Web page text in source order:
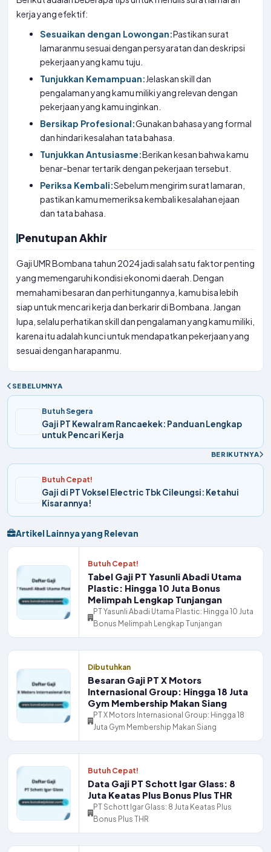
kerja yang efektif:
Sesuaikan dengan Lowongan:Pastikan surat
lamaranmu sesuai dengan persyaratan dan deskripsi
pekerjaan yang kamu tuju.
Tunjukkan Kemampuan:Jelaskan skill dan
pengalaman yang kamu miliki yang relevan dengan
pekerjaan yang kamu inginkan.
Bersikap Profesional:Gunakan bahasa yang formal
dan hindari kesalahan tata bahasa.
Tunjukkan Antusiasme:Berikan kesan bahwa kamu
benar-benar tertarik dengan pekerjaan tersebut.
Periksa Kembali:Sebelum mengirim surat lamaran,
pastikan kamu memeriksa kembali kesalahan ejaan
dan tata bahasa.
Penutupan Akhir
Gaji UMR Bombana tahun 2024 jadi salah satu faktor penting
yang memengaruhi kondisi ekonomi daerah. Dengan
memahami besaran dan perhitungannya, kamu bisa lebih
siap untuk mencari kerja dan berkarir di Bombana. Jangan
lupa, selalu perhatikan skill dan pengalaman yang kamu miliki,
karena itu adalah kunci untuk mendapatkan pekerjaan yang
sesuai dengan harapanmu.
SEBELUMNYA
Butuh Segera
Gaji PT Kewalram Rancaekek: Panduan Lengkap
untuk Pencari Kerja
BERIKUTNYA
Butuh Cepat!
Gaji di PT Voksel Electric Tbk Cileungsi: Ketahui
Kisarannya!
Artikel Lainnya yang Relevan
Butuh Cepat!
Tabel Gaji PT Yasunli Abadi Utama
Plastic: Hingga 10 Juta Bonus
Melimpah Lengkap Tunjangan
PT Yasunli Abadi Utama Plastic: Hingga 10 Juta
Bonus Melimpah Lengkap Tunjangan
Dibutuhkan
Besaran Gaji PT X Motors
Internasional Group: Hingga 18 Juta
Gym Membership Makan Siang
PT X Motors Internasional Group: Hingga 18
Juta Gym Membership Makan Siang
Butuh Cepat!
Data Gaji PT Schott Igar Glass: 8
Juta Keatas Plus Bonus Plus THR
PT Schott Igar Glass: 8 Juta Keatas Plus
Bonus Plus THR